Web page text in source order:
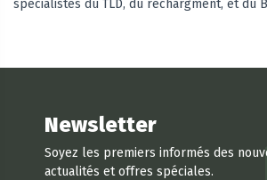
spécialistes du TLD, du rechargment, et du
Newsletter
Soyez les premiers informés des
actualités et offres spéciales.